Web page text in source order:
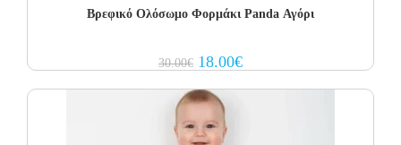
Βρεφικό Ολόσωμο Φορμάκι Panda Αγόρι
30.00€ Original
price
30.00€.
18.00€Current
price